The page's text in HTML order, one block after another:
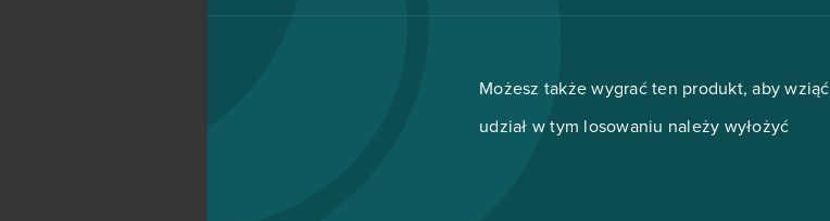
Możesz także wygrać ten produkt, aby wziąć
udział w tym losowaniu należy wyłożyć